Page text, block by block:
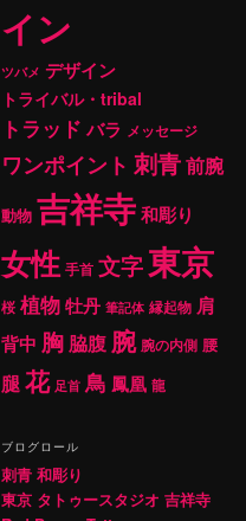
イン
ツバメ デザイン
トライバル・tribal
トラッド バラ メッセージ
ワンポイント 刺青前腕
動物 吉祥寺和彫り
女性 手首 文字東京
桜 植物牡丹 筆記体 縁起物 肩
背中 胸 脇腹 腕 腕の内側 腰
腿花 足首 鳥 鳳凰 龍
ブログロール
刺青 和彫り
東京 タトゥースタジオ 吉祥寺